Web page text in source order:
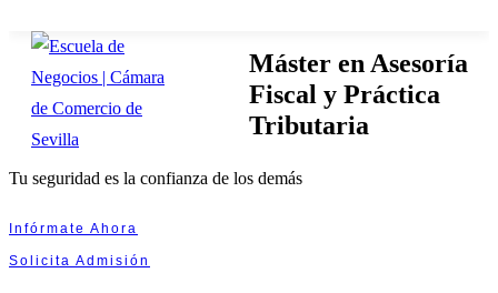
Máster en Asesoría
Fiscal y Práctica
Tributaria
Tu seguridad es la confianza de los demás
Infórmate Ahora
Solicita Admisión